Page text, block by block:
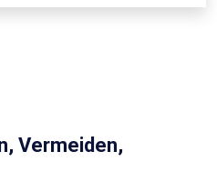
Vermeiden,